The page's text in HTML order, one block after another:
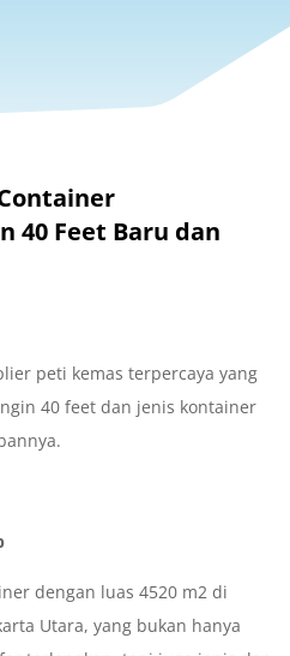
40 Feet Baru dan
peti kemas terpercaya yang
40 feet dan jenis kontainer
dengan luas 4520 m2 di
Utara, yang bukan hanya